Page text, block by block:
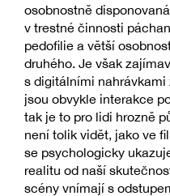
osobnostně
v trestné činnosti
pedofilie a větší
druhého. Je však
s digitálními nahrávkami
jsou obvykle interakce
tak je to pro lidi hrozně
není tolik vidět, jako ve
se psychologicky
realitu od naší
scény vnímají s